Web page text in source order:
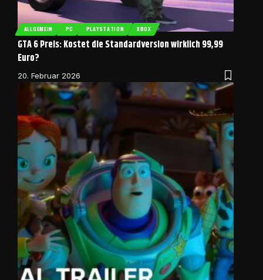
ALLGEMEIN PC PLAYSTATION XBOX
GTA 6 Preis: Kostet die Standardversion wirklich 99,99
Euro?
20. Februar 2026